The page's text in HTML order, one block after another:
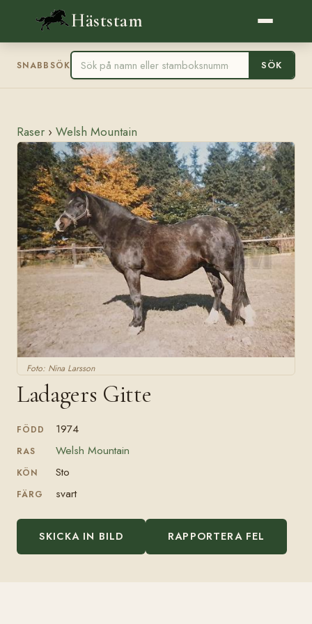
Häststam
SNABBSÖK SÖK
Raser › Welsh Mountain
Foto: Nina Larsson
Ladagers Gitte
FÖDD 1974
RAS Welsh Mountain
KÖN Sto
FÄRG svart
SKICKA IN BILD RAPPORTERA FEL